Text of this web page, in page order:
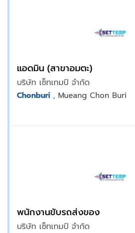
แอดมิน (สาขาอมตะ)
บริษัท เซ็ทเทมป์ จำกัด
Chonburi , Mueang Chon Buri
พนักงานขับรถส่งของ
บริษัท เซ็ทเทมป์ จำกัด